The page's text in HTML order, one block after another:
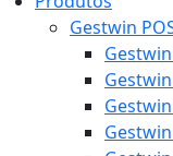
Gestwin